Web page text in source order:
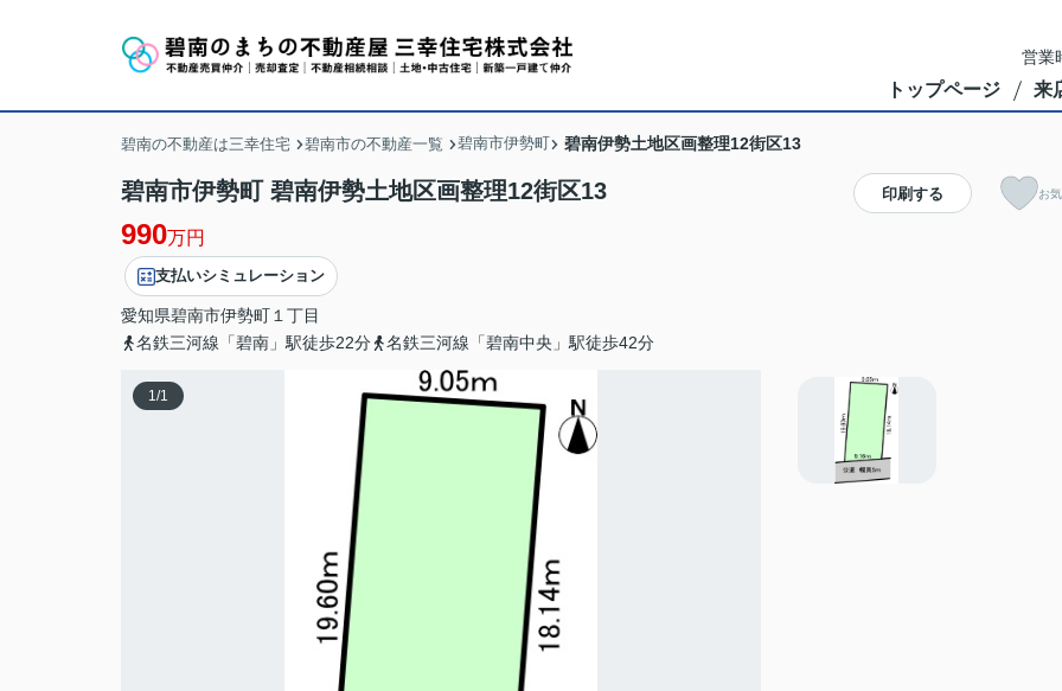
営業
トップページ 来
碧南の不動産は三幸住宅 碧南市の不動産一覧 碧南市伊勢町 碧南伊勢土地区画整理12街区13
碧南市伊勢町 碧南伊勢土地区画整理12街区13
990万円
支払いシミュレーション
愛知県碧南市伊勢町 １丁目
名鉄三河線「碧南」駅徒歩22分
名鉄三河線「碧南中央」駅徒歩42分
印刷する お
1/1